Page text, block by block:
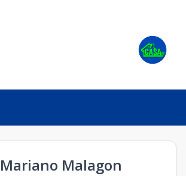
Mariano Malagon